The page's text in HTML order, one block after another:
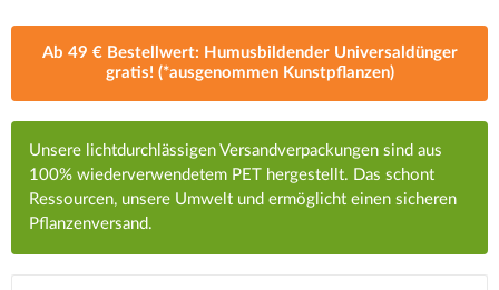
Ab 49 € Bestellwert: Humusbildender Universaldünger
gratis! (*ausgenommen Kunstpflanzen)
Unsere lichtdurchlässigen Versandverpackungen sind aus
100% wiederverwendetem PET hergestellt. Das schont
Ressourcen, unsere Umwelt und ermöglicht einen sicheren
Pflanzenversand.